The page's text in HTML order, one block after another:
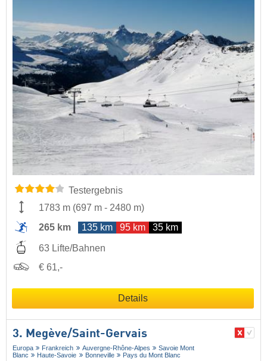
Testergebnis
1783 m (697 m - 2480 m)
265 km
135 km 95 km 35 km
63 Lifte/Bahnen
€ 61,-
Details
3. Megève/​Saint-Gervais
Europa Frankreich Auvergne-Rhône-Alpes
Savoie Mont
Blanc
Haute-Savoie Bonneville Pays du Mont Blanc